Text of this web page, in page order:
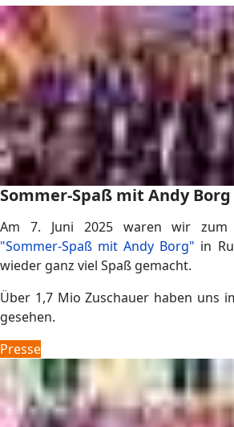
Sommer-Spaß mit Andy Borg
Am 7. Juni 2025 waren wir zum
"Sommer-Spaß mit Andy Borg" in
wieder ganz viel Spaß gemacht.
Über 1,7 Mio Zuschauer haben uns
gesehen.
Presse